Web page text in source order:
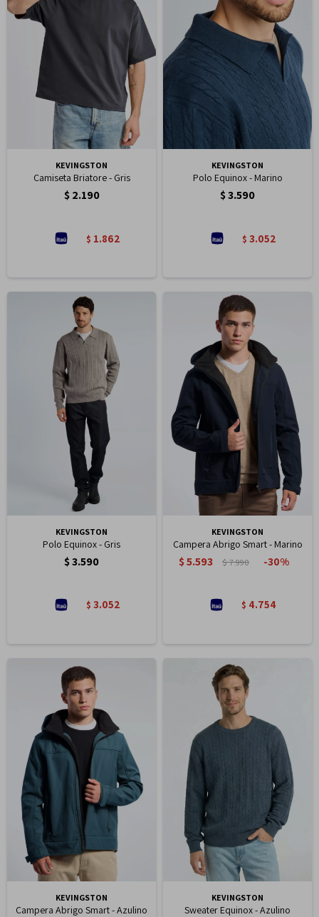
KEVINGSTON
Camiseta Briatore - Gris
$ 2.190
$ 1.862
KEVINGSTON
Polo Equinox - Marino
$3.590
$ 3.052
KEVINGSTON
Polo Equinox - Gris
$3.590
$ 3.052
KEVINGSTON
Campera Abrigo Smart - Marino
$5.593 $7.990 30
$ 4.754
KEVINGSTON
Campera Abrigo Smart - Azulino
KEVINGSTON
Sweater Equinox - Azulino